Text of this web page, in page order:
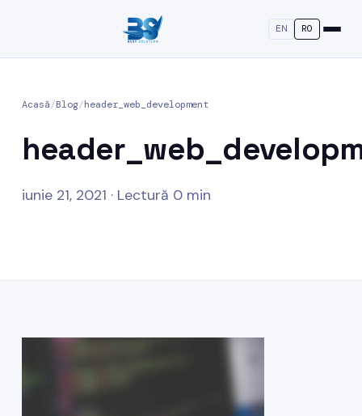
EN RO
Acasă/Blog/header_web_development
iunie 21, 2021 · Lectură 0 min